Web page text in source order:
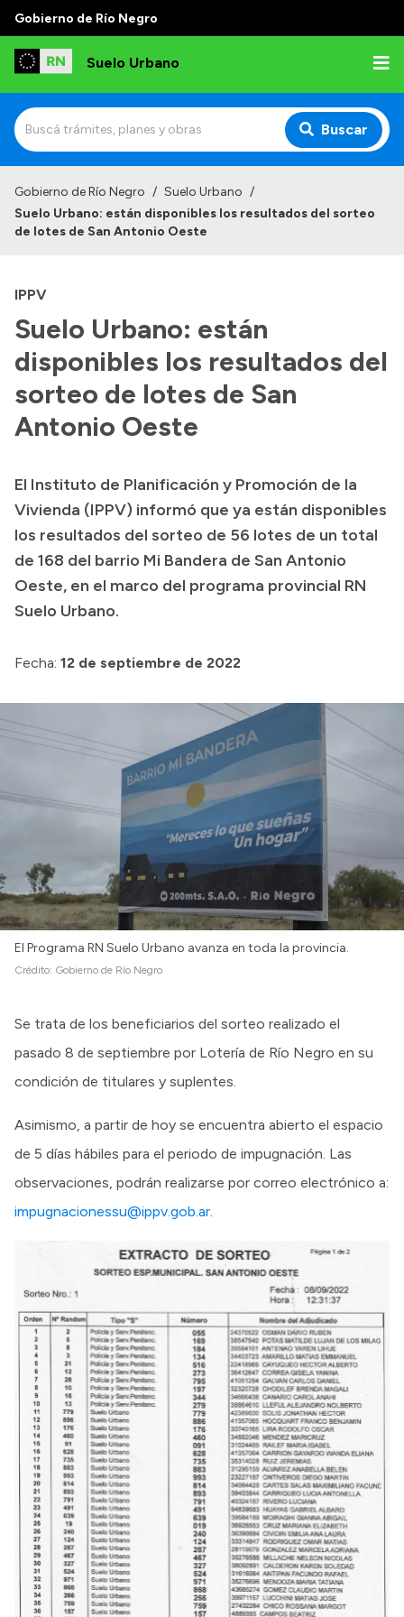
Gobierno de Río Negro
Suelo Urbano
Buscar
Gobierno de Río Negro / Suelo Urbano /
Suelo Urbano: están disponibles los resultados del sorteo
de lotes de San Antonio Oeste
IPPV
Suelo Urbano: están
disponibles los resultados del
sorteo de lotes de San
Antonio Oeste
El Instituto de Planificación y Promoción de la
Vivienda (IPPV) informó que ya están disponibles
los resultados del sorteo de 56 lotes de un total
de 168 del barrio Mi Bandera de San Antonio
Oeste, en el marco del programa provincial RN
Suelo Urbano.
Fecha: 12 de septiembre de 2022
El Programa RN Suelo Urbano avanza en toda la provincia.
Crédito: Gobierno de Río Negro
Se trata de los beneficiarios del sorteo realizado el
pasado 8 de septiembre por Lotería de Río Negro en su
condición de titulares y suplentes.
Asimismo, a partir de hoy se encuentra abierto el espacio
de 5 días hábiles para el periodo de impugnación. Las
observaciones, podrán realizarse por correo electrónico a:
impugnacionessu@ippv.gob.ar